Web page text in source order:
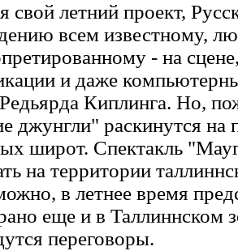
свой летний проект,
всем известному,
- на
и даже
Киплинга. Но,
джунгли" раскинутся на
широт. Спектакль
на территории
в летнее время
еще и в Таллиннском
переговоры.